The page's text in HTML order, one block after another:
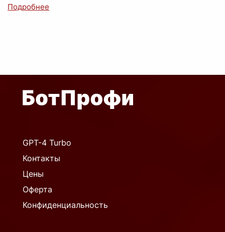
GPT-4 Turbo
Контакты
Цены
Оферта
Конфиденциальность